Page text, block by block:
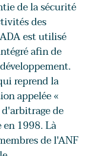
de la sécurité
des
est utilisé
afin de
reprend la
appelée «
de
en 1998. Là
de l'ANF